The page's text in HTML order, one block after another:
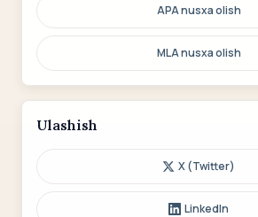
APA nusxa olish
MLA nusxa olish
Ulashish
X (Twitter)
LinkedIn